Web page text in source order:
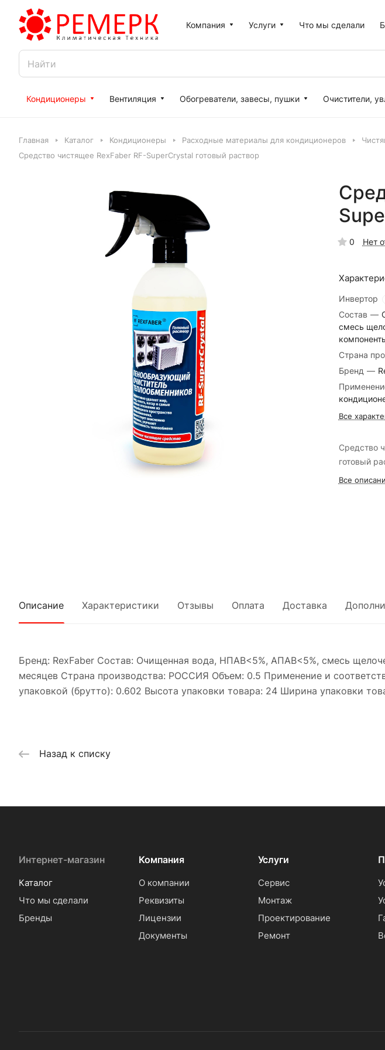
Компания Услуги Что мы сделали
Кондиционеры Вентиляция Обогреватели, завесы, пушки Очистители,
Главная Каталог Кондиционеры Расходные материалы для кондиционеров
Средство чистящее RexFaber RF-SuperCrystal готовый раствор
0 Нет
Инвертор
Состав —
смесь
Страна
Бренд —
Все
Средство
готовый
Все
Описание Характеристики Отзывы Оплата Доставка
Бренд: RexFaber Состав: Очищенная вода, НПАВ<5%, АПАВ<5%, смесь
месяцев Страна производства: РОССИЯ Объем: 0.5 Применение и
упаковкой (брутто): 0.602 Высота упаковки товара: 24 Ширина упаковки
Назад к списку
Интернет-магазин
Каталог
Что мы сделали
Бренды
Компания
О компании
Реквизиты
Лицензии
Документы
Услуги
Сервис
Монтаж
Проектирование
Ремонт